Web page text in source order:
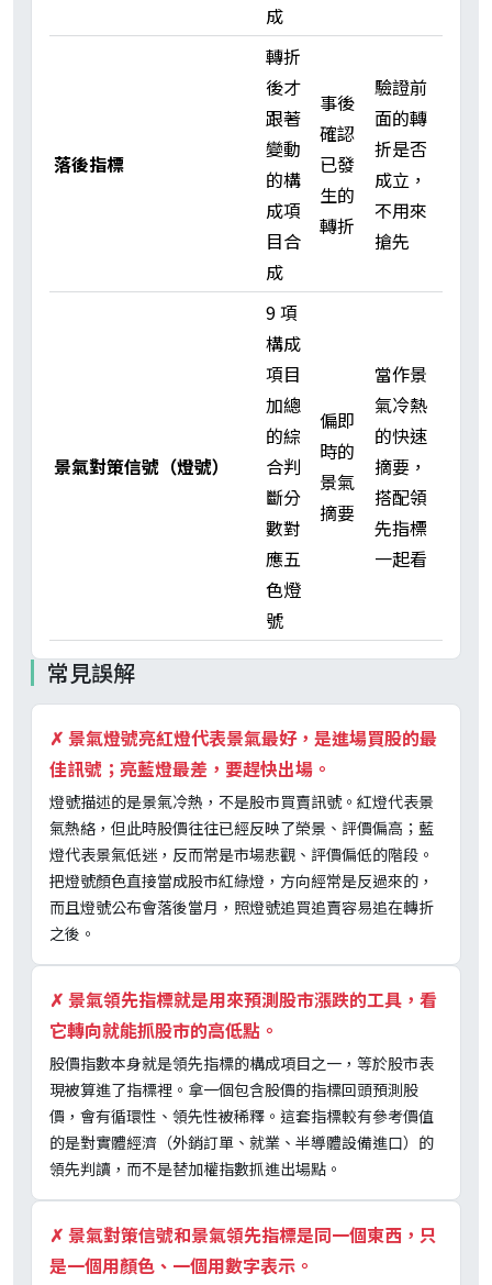
成
落後指標
轉折
後才
跟著
變動
的構
成項
目合
成
事後
確認
已發
生的
轉折
驗證前
面的轉
折是否
成立，
不用來
搶先
景氣對策信號（燈號）
9 項
構成
項目
加總
的綜
合判
斷分
數對
應五
色燈
號
偏即
時的
景氣
摘要
當作景
氣冷熱
的快速
摘要，
搭配領
先指標
一起看
常見誤解
✗ 景氣燈號亮紅燈代表景氣最好，是進場買股的最
佳訊號；亮藍燈最差，要趕快出場。
燈號描述的是景氣冷熱，不是股市買賣訊號。紅燈代表景
氣熱絡，但此時股價往往已經反映了榮景、評價偏高；藍
燈代表景氣低迷，反而常是市場悲觀、評價偏低的階段。
把燈號顏色直接當成股市紅綠燈，方向經常是反過來的，
而且燈號公布會落後當月，照燈號追買追賣容易追在轉折
之後。
✗ 景氣領先指標就是用來預測股市漲跌的工具，看
它轉向就能抓股市的高低點。
股價指數本身就是領先指標的構成項目之一，等於股市表
現被算進了指標裡。拿一個包含股價的指標回頭預測股
價，會有循環性、領先性被稀釋。這套指標較有參考價值
的是對實體經濟（外銷訂單、就業、半導體設備進口）的
領先判讀，而不是替加權指數抓進出場點。
✗ 景氣對策信號和景氣領先指標是同一個東西，只
是一個用顏色、一個用數字表示。